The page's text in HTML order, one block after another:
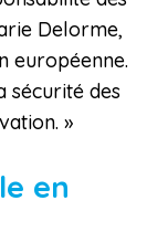
Delorme,
européenne.
sécurité des
»
en